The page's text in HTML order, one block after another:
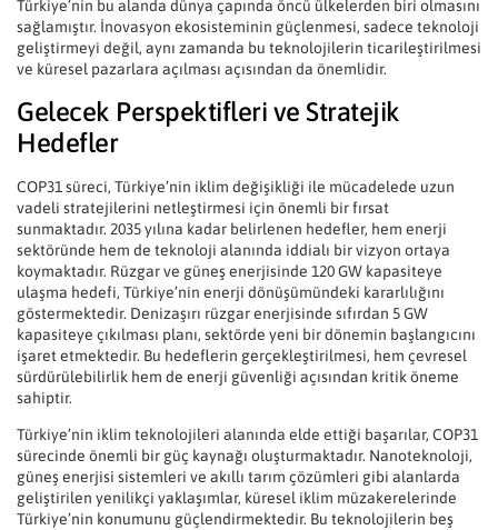
Türkiye’nin bu alanda dünya çapında öncü ülkelerden biri olmasını
sağlamıştır. İnovasyon ekosisteminin güçlenmesi, sadece teknoloji
geliştirmeyi değil, aynı zamanda bu teknolojilerin ticarileştirilmesi
ve küresel pazarlara açılması açısından da önemlidir.
Gelecek Perspektifleri ve Stratejik
Hedefler
COP31 süreci, Türkiye’nin iklim değişikliği ile mücadelede uzun
vadeli stratejilerini netleştirmesi için önemli bir fırsat
sunmaktadır. 2035 yılına kadar belirlenen hedefler, hem enerji
sektöründe hem de teknoloji alanında iddialı bir vizyon ortaya
koymaktadır. Rüzgar ve güneş enerjisinde 120 GW kapasiteye
ulaşma hedefi, Türkiye’nin enerji dönüşümündeki kararlılığını
göstermektedir. Denizaşırı rüzgar enerjisinde sıfırdan 5 GW
kapasiteye çıkılması planı, sektörde yeni bir dönemin başlangıcını
işaret etmektedir. Bu hedeflerin gerçekleştirilmesi, hem çevresel
sürdürülebilirlik hem de enerji güvenliği açısından kritik öneme
sahiptir.
Türkiye’nin iklim teknolojileri alanında elde ettiği başarılar, COP31
sürecinde önemli bir güç kaynağı oluşturmaktadır. Nanoteknoloji,
güneş enerjisi sistemleri ve akıllı tarım çözümleri gibi alanlarda
geliştirilen yenilikçi yaklaşımlar, küresel iklim müzakerelerinde
Türkiye’nin konumunu güçlendirmektedir. Bu teknolojilerin beş